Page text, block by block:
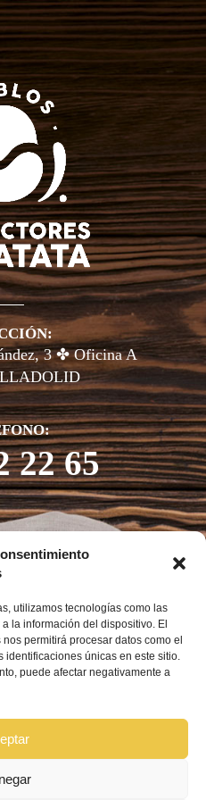
utilizamos tecnologías como las
la información del dispositivo. El
permitirá procesar datos como el
identificaciones únicas en este sitio.
puede afectar negativamente a
3 ✤ Oficina A
22 65